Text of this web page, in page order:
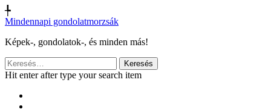
╄
Mindennapi gondolatmorzsák
Képek-, gondolatok-, és minden más!
Keresés:
Hit enter after type your search item